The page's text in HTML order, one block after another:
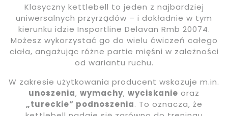
Klasyczny kettlebell to jeden z najbardziej
uniwersalnych przyrządów – i dokładnie w tym
kierunku idzie Insportline Delavan Rmb 20074.
Możesz wykorzystać go do wielu ćwiczeń całego
ciała, angażując różne partie mięśni w zależności
od wariantu ruchu.
W zakresie użytkowania producent wskazuje m.in.
unoszenia, wymachy, wyciskanie oraz
„tureckie” podnoszenia. To oznacza, że